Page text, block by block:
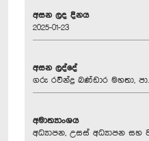
අසන ලද දිනය
2025-01-23
අසන ලද්දේ
ගරු රවීන්ද්‍ර බණ්ඩාර මහතා,
අමාත්‍යාංශය
අධ්‍යාපන, උසස් අධ්‍යාපන සහ